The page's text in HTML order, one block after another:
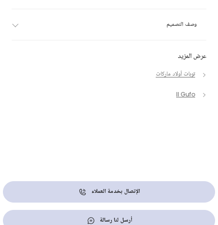
عرض المزيد
توبات أولاد ماركات
Il Gufo
وصف التصميم
الإتصال بخدمة العملاء
أرسل لنا رسالة